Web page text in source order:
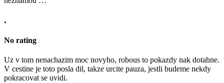
.
No rating
Uz v tom nenachazim moc novyho, robous to pokazdy nak dotahne.
V cestine je toto posla dil, takze urcite pauza, jestli budeme nekdy
pokracovat se uvidi.